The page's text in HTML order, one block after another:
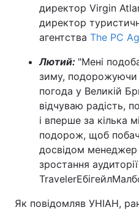
директор Virgin
директор
агентства The PC
Лютий: "Мені
зиму,
погода у Великій
відчуваю радість,
і вперше за кілька
подорож, щоб
досвідом менеджер
зростання
TravelerЕбігейл
Як повідомляв УНІАН,